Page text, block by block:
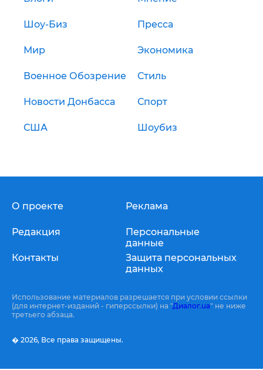
Шоу-Биз Пресса
Мир Экономика
Военное Обозрение Стиль
Новости Донбасса Спорт
США Шоубиз
О проекте
Редакция
Контакты
Реклама
Персональные
данные
Защита персональных
данных
Использование материалов разрешается при условии ссылки
(для интернет-изданий - гиперссылки) на "Диалог.ua" не ниже
третьего абзаца.
� 2026, Все права защищены.